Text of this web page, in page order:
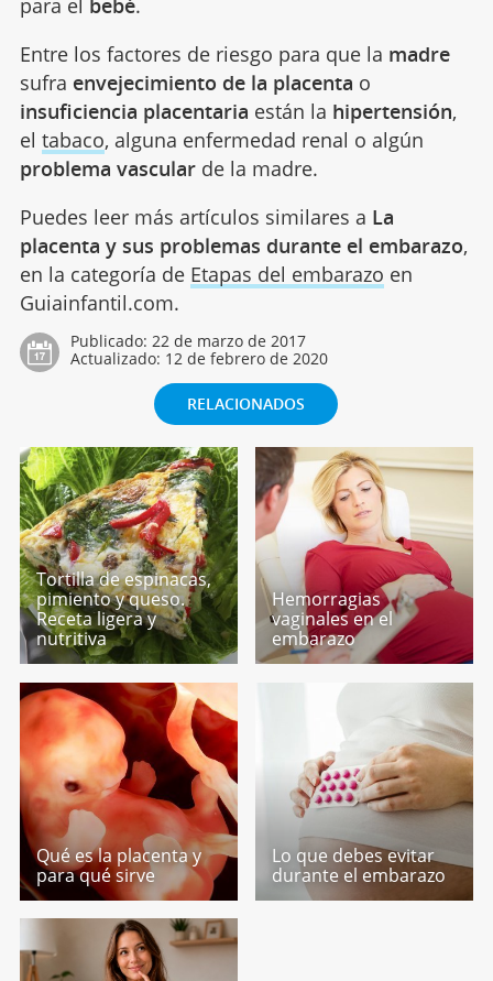
Entre los factores de riesgo para que la madre
sufra envejecimiento de la placenta o
insuficiencia placentaria están la hipertensión,
el tabaco, alguna enfermedad renal o algún
problema vascularde la madre.
Puedes leer más artículos similares a La
placenta y sus problemas durante el embarazo,
en la categoría de Etapas del embarazo en
Guiainfantil.com.
Publicado: 22 de marzo de 2017
Actualizado: 12 de febrero de 2020
RELACIONADOS
Tortilla de espinacas,
pimiento y queso.
Receta ligera y
nutritiva
Hemorragias
vaginales en el
embarazo
Qué es la placenta y
para qué sirve
Lo que debes evitar
durante el embarazo